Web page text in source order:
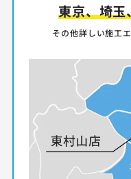
東京、埼玉
その他詳しい施工